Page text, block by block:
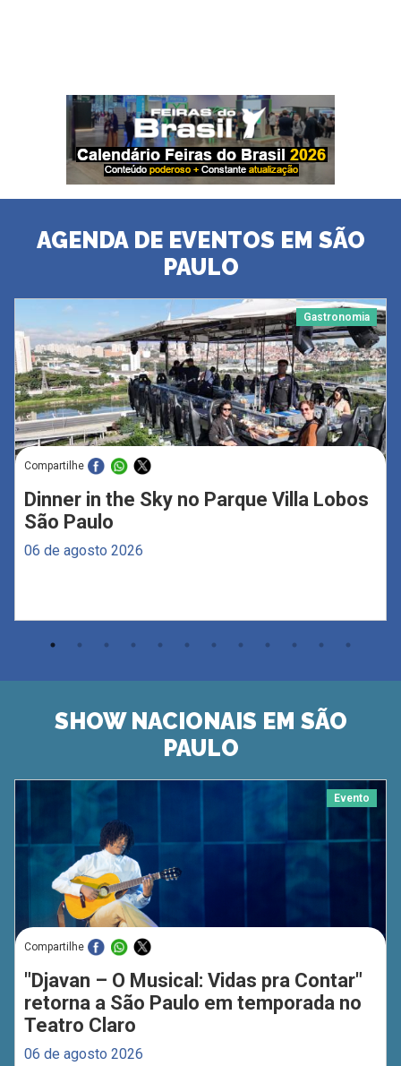
AGENDA DE EVENTOS EM SÃO
PAULO
Gastronomia
Compartilhe
Dinner in the Sky no Parque Villa Lobos
São Paulo
06 de agosto 2026
SHOW NACIONAIS EM SÃO
PAULO
Evento
Compartilhe
"Djavan – O Musical: Vidas pra Contar"
retorna a São Paulo em temporada no
Teatro Claro
06 de agosto 2026